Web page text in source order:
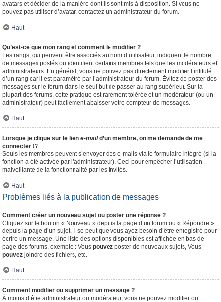
avatars et décider de la manière dont ils sont mis à disposition. Si vous ne
pouvez pas utiliser d’avatar, contactez un administrateur du forum.
Haut
Qu’est-ce que mon rang et comment le modifier ?
Les rangs, qui peuvent être associés au nom d’utilisateur, indiquent le nombre
de messages postés ou identifient certains membres tels que les modérateurs et
administrateurs. En général, vous ne pouvez pas directement modifier l’intitulé
d’un rang car il est paramétré par l’administrateur du forum. Évitez de poster des
messages sur le forum dans le seul but de passer au rang supérieur. Sur la
plupart des forums, cette pratique est rarement tolérée et un modérateur (ou un
administrateur) peut facilement abaisser votre compteur de messages.
Haut
Lorsque je clique sur le lien e-maild’un membre, on me demande de me
connecter !?
Seuls les membres peuvent s’envoyer des e-mails via le formulaire intégré (si la
fonction a été activée par l’administrateur). Ceci pour empêcher l’utilisation
malveillante de la fonctionnalité par les invités.
Haut
Problèmes liés à la publication de messages
Comment créer un nouveau sujet ou poster une réponse ?
Cliquez sur le bouton « Nouveau » depuis la page d’un forum ou « Répondre »
depuis la page d’un sujet. Il se peut que vous ayez besoin d’être enregistré pour
écrire un message. Une liste des options disponibles est affichée en bas de
page des forums, exemple : Vous pouvez poster de nouveaux sujets, Vous
pouvez joindre des fichiers, etc.
Haut
Comment modifier ou supprimer un message ?
À moins d’être administrateur ou modérateur, vous ne pouvez modifier ou